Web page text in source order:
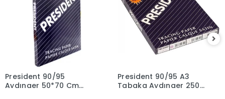
Sepete Ekle
President 90/95
Aydınger 50*70 Cm
Sepete Ekle
President 90/95 A3
Tabaka Aydınger 250